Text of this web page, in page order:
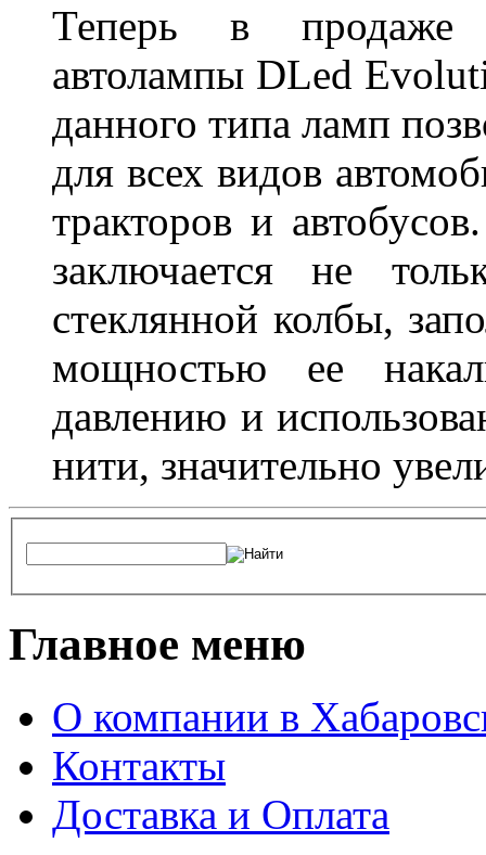
Теперь в продаже
автолампы DLed
данного типа ламп
для всех видов
тракторов и
заключается не
стеклянной колбы,
мощностью ее
давлению и
нити, значительно
Главное меню
О компании в
Контакты
Доставка и Оплата